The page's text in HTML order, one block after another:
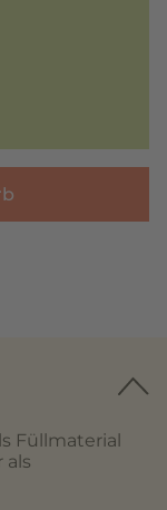
Füllmaterial
als